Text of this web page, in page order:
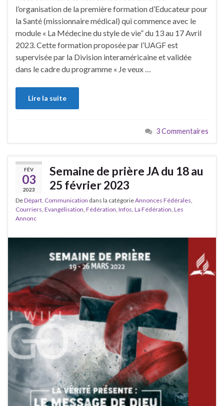
l’organisation de la première formation d’Educateur pour
la Santé (missionnaire médical) qui commence avec le
module « La Médecine du style de vie” du 13 au 17 Avril
2023. Cette formation proposée par l’UAGF est
supervisée par la Division interaméricaine et validée
dans le cadre du programme « Je veux …
Lire la suite
3 Commentaires
FÉV
03
2023
Semaine de prière JA du 18 au
25 février 2023
DeDépart. Communication dans la catégorieAnnonces Fédérales,
Courriers, Evangélisation, Fédération, Infos, La Fédération, Les
Annonc